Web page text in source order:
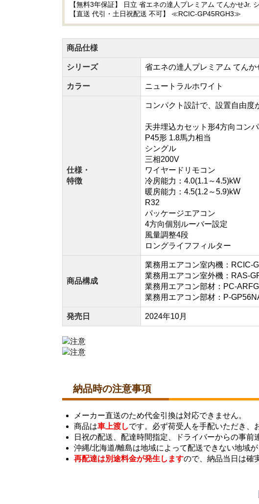
【無料3年保証】 日立 省エネの達人プレミアム てんかせJr.
【直送 代引・土日祝配送 不可】 ≪RCIC-GP45RGH3≫
商品仕様
シリーズ 省エネの達人プレミアム てんか
カラー ニュートラルホワイト
仕様・
特徴
コンパクト設計で、設置自由度
天井埋込カセット形4方向コンパ
P45形 1.8馬力相当
シングル
三相200V
ワイヤードリモコン
冷房能力：4.0(1.1～4.5)kW
暖房能力：4.5(1.2～5.9)kW
R32
パッケージエアコン
4方向個別ルーバー設定
風量調整4段
ロングライフフィルター
商品構成
業務用エアコン室内機：RCIC-
業務用エアコン室外機：RAS-
業務用エアコン部材：PC-
業務用エアコン部材：P-
発売日 2024年10月
納品時の注意事項
メーカー直送のため代金引換は対応できません。
商品は車上渡しです。必ず荷受人を手配いただき、
日祝の配送、配達時間指定、ドライバーからの事前
沖縄/北海道/離島は地域によって配送できない地域が
再配達は別途料金が発生しますので、納品当日は確